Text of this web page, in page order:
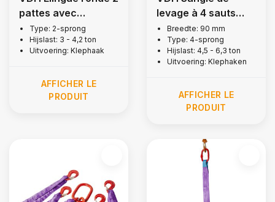
pattes avec
crochets + linguet,
3 tonne
Type: 2-sprong
Hijslast: 3 - 4,2 ton
Uitvoering: Klephaak
AFFICHER LE
PRODUIT
levage à 4 sauts
avec crochets à
rabat, 4 tonnes
Breedte: 90 mm
Type: 4-sprong
Hijslast: 4,5 - 6,3 ton
Uitvoering: Klephaken
AFFICHER LE
PRODUIT